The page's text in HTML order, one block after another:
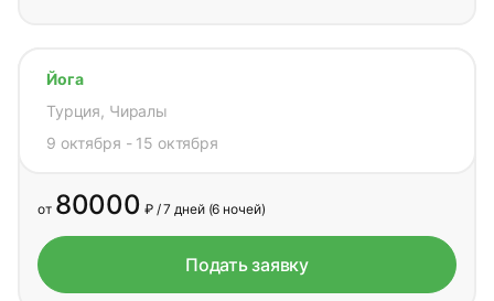
Йога
Турция, Чиралы
9 октября - 15 октября
от 80000 ₽ / 7 дней (6 ночей)
Подать заявку